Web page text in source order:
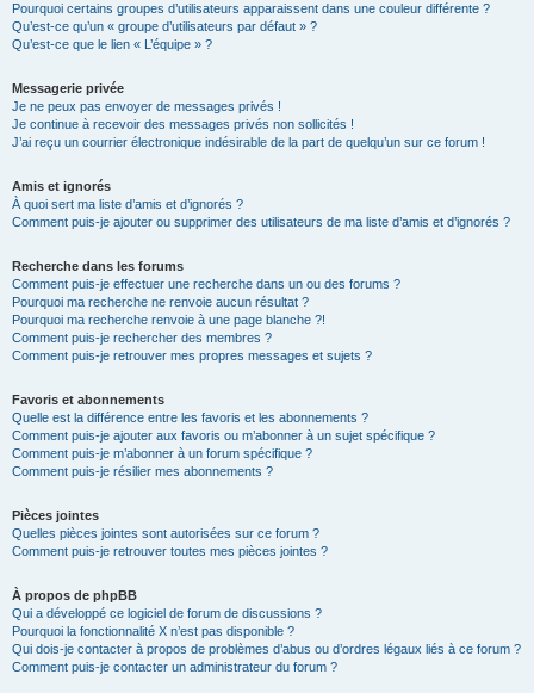
Pourquoi certains groupes d’utilisateurs apparaissent dans une couleur différente ?
Qu’est-ce qu’un « groupe d’utilisateurs par défaut » ?
Qu’est-ce que le lien « L’équipe » ?
Messagerie privée
Je ne peux pas envoyer de messages privés !
Je continue à recevoir des messages privés non sollicités !
J’ai reçu un courrier électronique indésirable de la part de quelqu’un sur ce forum !
Amis et ignorés
À quoi sert ma liste d’amis et d’ignorés ?
Comment puis-je ajouter ou supprimer des utilisateurs de ma liste d’amis et d’ignorés ?
Recherche dans les forums
Comment puis-je effectuer une recherche dans un ou des forums ?
Pourquoi ma recherche ne renvoie aucun résultat ?
Pourquoi ma recherche renvoie à une page blanche ?!
Comment puis-je rechercher des membres ?
Comment puis-je retrouver mes propres messages et sujets ?
Favoris et abonnements
Quelle est la différence entre les favoris et les abonnements ?
Comment puis-je ajouter aux favoris ou m’abonner à un sujet spécifique ?
Comment puis-je m’abonner à un forum spécifique ?
Comment puis-je résilier mes abonnements ?
Pièces jointes
Quelles pièces jointes sont autorisées sur ce forum ?
Comment puis-je retrouver toutes mes pièces jointes ?
À propos de phpBB
Qui a développé ce logiciel de forum de discussions ?
Pourquoi la fonctionnalité X n’est pas disponible ?
Qui dois-je contacter à propos de problèmes d’abus ou d’ordres légaux liés à ce forum ?
Comment puis-je contacter un administrateur du forum ?